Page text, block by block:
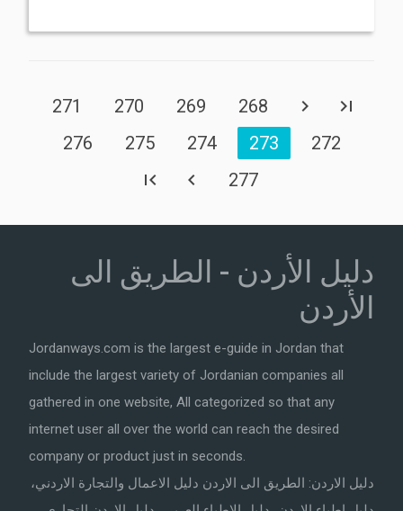
268
269
270
271
272
273
274
275
276
277
دليل الأردن - الطريق الى
الأردن
Jordanways.com is the largest e-guide in Jordan that
include the largest variety of Jordanian companies all
gathered in one website, All categorized so that any
internet user all over the world can reach the desired
company or product just in seconds.
دليل الاردن: الطريق الى الاردن دليل الاعمال والتجارة الاردني،